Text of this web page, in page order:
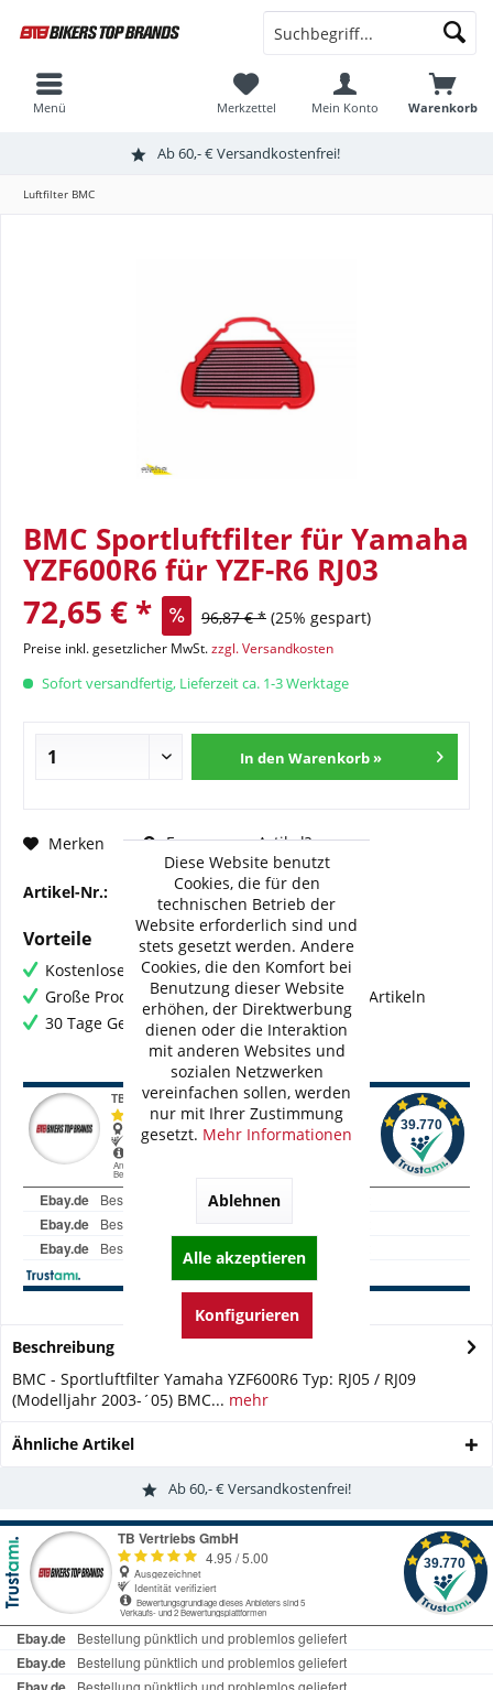
Ab 60,- € Versandkostenfrei!
Warenkorb
Merkzettel Mein Konto
Menü
Luftfilter BMC
BMC Sportluftfilter für Yamaha
YZF600R6 für YZF-R6 RJ03
72,65 € * 96,87 € * (25% gespart)
Preise inkl. gesetzlicher MwSt.zzgl. Versandkosten
Sofort versandfertig, Lieferzeit ca. 1-3 Werktage
In den Warenkorb »
Merken Fragen zum Artikel?
Artikel-Nr.: BMC-FM-202-09
Vorteile
Kostenloser Versand ab € 60,- Bestellwert
Große Produktauswahl mit mehr als 80.000 Artikeln
30 Tage Geld-Zurück-Garantie
Beschreibung
BMC - Sportluftfilter Yamaha YZF600R6 Typ: RJ05 / RJ09
(Modelljahr 2003-´05) BMC... mehr
Ähnliche Artikel
Ab 60,- € Versandkostenfrei!
Diese Website benutzt
Cookies, die für den
technischen Betrieb der
Website erforderlich sind und
stets gesetzt werden. Andere
Cookies, die den Komfort bei
Benutzung dieser Website
erhöhen, der Direktwerbung
dienen oder die Interaktion
mit anderen Websites und
sozialen Netzwerken
vereinfachen sollen, werden
nur mit Ihrer Zustimmung
gesetzt. Mehr Informationen
Ablehnen
Alle akzeptieren
Konfigurieren